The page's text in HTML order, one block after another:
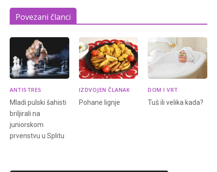
Povezani članci
ANTISTRES
Mladi pulski šahisti
briljirali na
juniorskom
prvenstvu u Splitu
IZDVOJEN ČLANAK
Pohane lignje
DOM I VRT
Tuš ili velika kada?